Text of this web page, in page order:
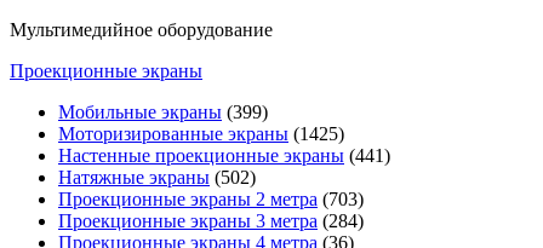
Мультимедийное оборудование
Проекционные экраны
Мобильные экраны (399)
Моторизированные экраны (1425)
Настенные проекционные экраны (441)
Натяжные экраны (502)
Проекционные экраны 2 метра (703)
Проекционные экраны 3 метра (284)
Проекционные экраны 4 метра (36)